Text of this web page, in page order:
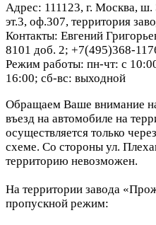
Адрес: 111123, г. Москва, ш.
эт.3, оф.307, территория
Контакты: Евгений
8101 доб. 2; +7(495)368-
Режим работы: пн-чт: с
16:00; сб-вс: выходной
Обращаем Ваше внимание
въезд на автомобиле на
осуществляется только
схеме. Со стороны ул.
территорию невозможен.
На территории завода
пропускной режим: